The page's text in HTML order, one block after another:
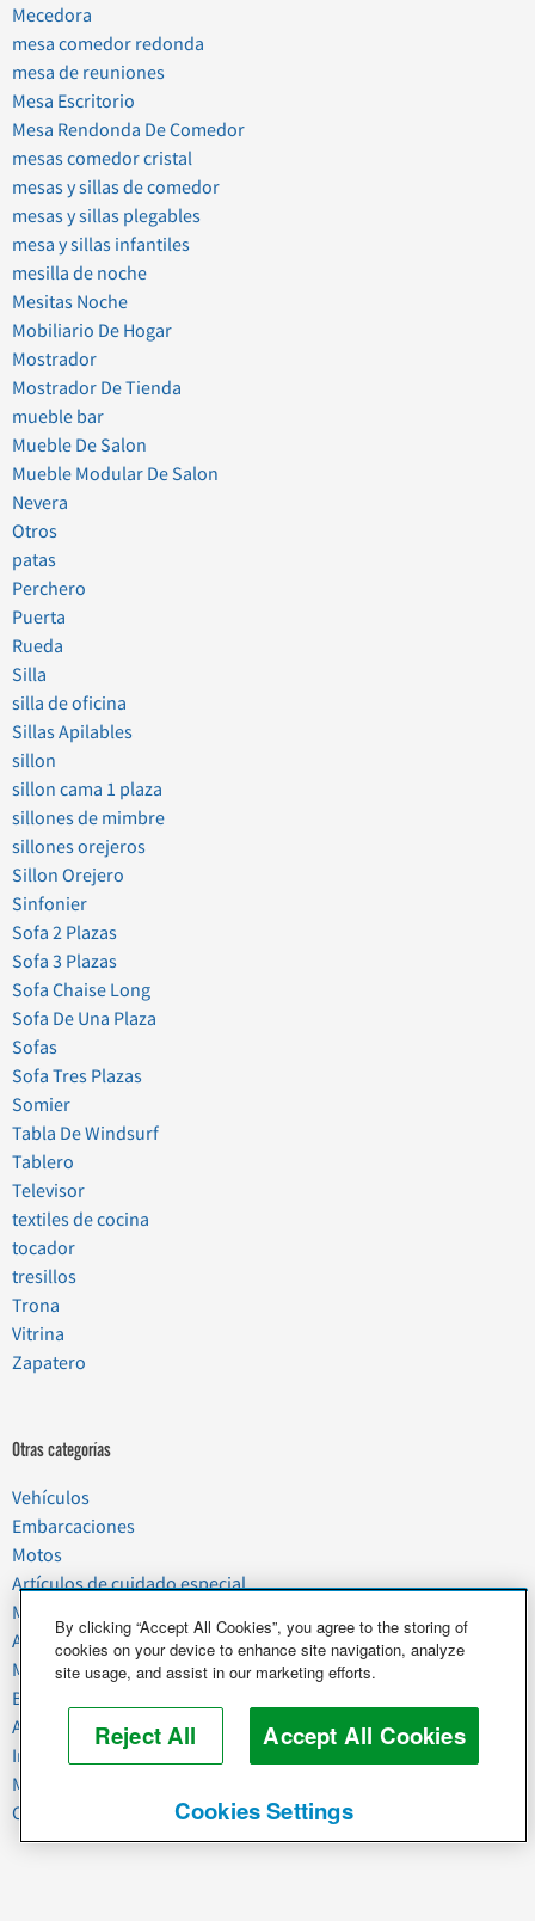
Mecedora
mesa comedor redonda
mesa de reuniones
Mesa Escritorio
Mesa Rendonda De Comedor
mesas comedor cristal
mesas y sillas de comedor
mesas y sillas plegables
mesa y sillas infantiles
mesilla de noche
Mesitas Noche
Mobiliario De Hogar
Mostrador
Mostrador De Tienda
mueble bar
Mueble De Salon
Mueble Modular De Salon
Nevera
Otros
patas
Perchero
Puerta
Rueda
Silla
silla de oficina
Sillas Apilables
sillon
sillon cama 1 plaza
sillones de mimbre
sillones orejeros
Sillon Orejero
Sinfonier
Sofa 2 Plazas
Sofa 3 Plazas
Sofa Chaise Long
Sofa De Una Plaza
Sofas
Sofa Tres Plazas
Somier
Tabla De Windsurf
Tablero
Televisor
textiles de cocina
tocador
tresillos
Trona
Vitrina
Zapatero
Otras categorías
Vehículos
Embarcaciones
Motos
Artículos de cuidado especial
Mudanzas
Artículos del hogar
Mascotas
Basura y chatarra
Alimentos y agricultura
Industria y negocios
Maquinaria pesada
Caballos y ganado
By clicking “Accept All Cookies”, you agree to the storing of
cookies on your device to enhance site navigation, analyze
site usage, and assist in our marketing efforts.
Reject All Accept All Cookies
Cookies Settings